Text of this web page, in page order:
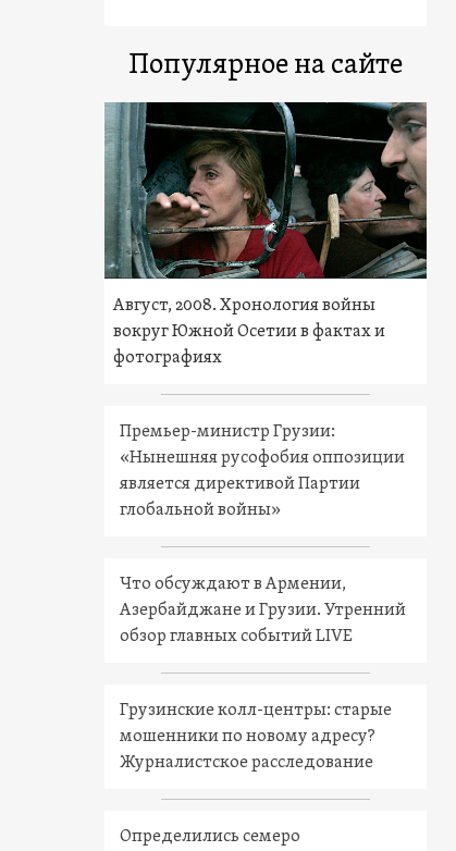
Популярное на сайте
Август, 2008. Хронология войны
вокруг Южной Осетии в фактах и
фотографиях
Премьер-министр Грузии:
«Нынешняя русофобия оппозиции
является директивой Партии
глобальной войны»
Что обсуждают в Армении,
Азербайджане и Грузии. Утренний
обзор главных событий LIVE
Грузинские колл-центры: старые
мошенники по новому адресу?
Журналистское расследование
Определились семеро